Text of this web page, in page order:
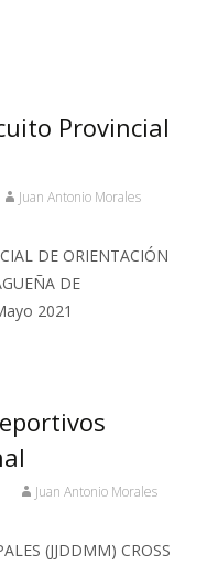
Provincial
Juan Antonio Morales
DE ORIENTACIÓN
DE
2021
Juan Antonio Morales
(JJDDMM) CROSS